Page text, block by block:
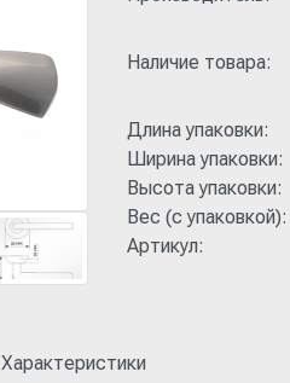
Наличие товара:
Длина упаковки:
Ширина упаковки:
Высота упаковки:
Вес (с упаковкой):
Артикул:
Характеристики